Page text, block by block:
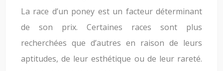
La race d’un poney est un facteur déterminant
de son prix. Certaines races sont plus
recherchées que d’autres en raison de leurs
aptitudes, de leur esthétique ou de leur rareté.